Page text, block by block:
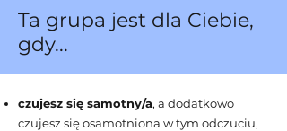
Ta grupa jest dla Ciebie,
gdy...
czujesz się samotny/a, a dodatkowo
czujesz się osamotniona w tym odczuciu,